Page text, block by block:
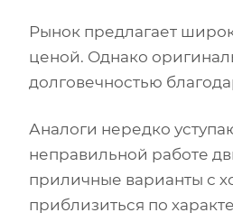
Рынок предлагает
ценой. Однако
долговечностью
Аналоги нередко
неправильной работе
приличные варианты с
приблизиться по